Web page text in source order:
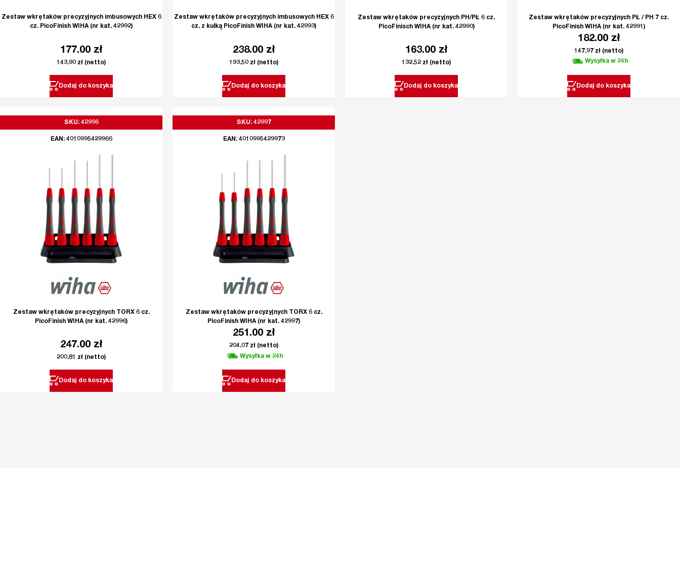
Zestaw wkrętaków precyzyjnych imbusowych HEX 6
cz. PicoFinish WIHA (nr kat. 42992)
177.00 zł
143.90 zł (netto)
Dodaj do koszyka
Zestaw wkrętaków precyzyjnych imbusowych HEX 6
cz. z kulką PicoFinish WIHA (nr kat. 42993)
238.00 zł
193.50 zł (netto)
Dodaj do koszyka
Zestaw wkrętaków precyzyjnych PH/PŁ 6 cz.
PicoFinisch WIHA (nr kat. 42990)
163.00 zł
132.52 zł (netto)
Dodaj do koszyka
Zestaw wkrętaków precyzyjnych PŁ / PH 7 cz.
PicoFinish WIHA (nr kat. 42991)
182.00 zł
147.97 zł (netto)
Wysyłka w 24h
Dodaj do koszyka
SKU: 42996
EAN: 4010995429966
Zestaw wkrętaków precyzyjnych TORX 6 cz.
PicoFinish WIHA (nr kat. 42996)
247.00 zł
200.81 zł (netto)
Dodaj do koszyka
SKU: 42997
EAN: 4010995429973
Zestaw wkrętaków precyzyjnych TORX 6 cz.
PicoFinish WIHA (nr kat. 42997)
251.00 zł
204.07 zł (netto)
Wysyłka w 24h
Dodaj do koszyka